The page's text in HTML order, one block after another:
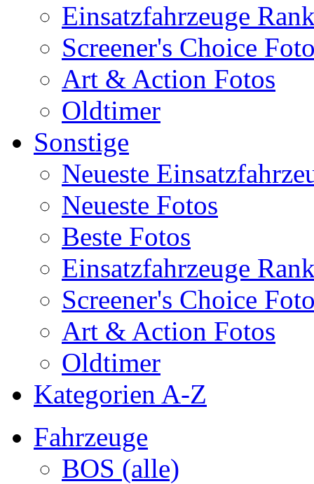
Einsatzfahrzeuge
Screener's Choice
Art & Action Fotos
Oldtimer
Sonstige
Neueste
Neueste Fotos
Beste Fotos
Einsatzfahrzeuge
Screener's Choice
Art & Action Fotos
Oldtimer
Kategorien A-Z
Fahrzeuge
BOS (alle)